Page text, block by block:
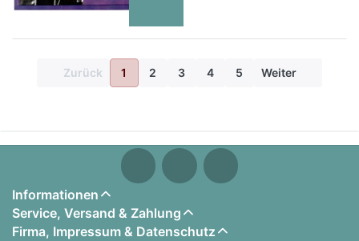
Zurück 1 2 3 4 5 Weiter
Informationen
Service, Versand & Zahlung
Firma, Impressum & Datenschutz